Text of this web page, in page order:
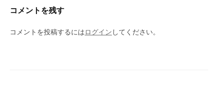
コメントを残す
コメントを投稿するには ログイン してください。